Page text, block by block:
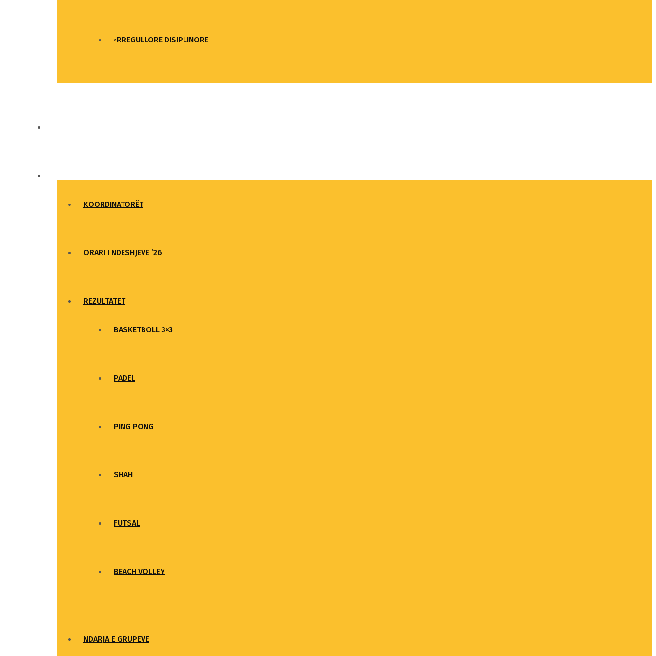
◦RREGULLORE DISIPLINORE
KOORDINATORËT
ORARI I NDESHJEVE ’26
REZULTATET
BASKETBOLL 3×3
PADEL
PING PONG
SHAH
FUTSAL
BEACH VOLLEY
NDARJA E GRUPEVE